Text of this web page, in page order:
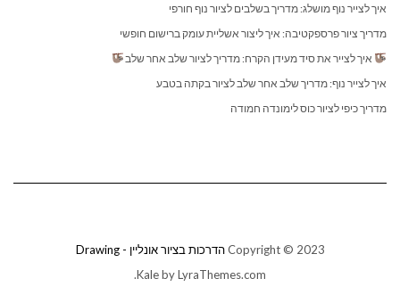
איך לצייר נוף מושלג: מדריך בשלבים לציור נוף חורפי
מדריך ציור פרספקטיבה: איך ליצור אשליית עומק ברישום חופשי
איך לצייר את סיד מעידן הקרח: מדריך לציור שלב אחר שלב
איך לצייר נוף: מדריך שלב אחר שלב לציור בקתה בטבע
מדריך כיפי לציור כוס לימונדה חמודה
Copyright © 2023 הדרכות בציור אונליין - Drawing
Kaleby LyraThemes.com.